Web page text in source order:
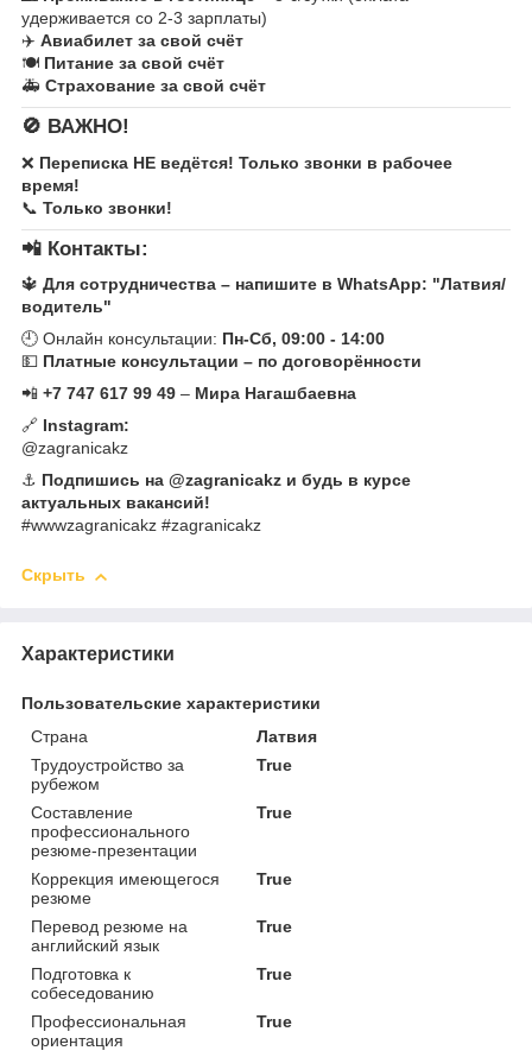
удерживается со 2-3 зарплаты)
✈️ Авиабилет за свой счёт
🍽 Питание за свой счёт
🚑 Страхование за свой счёт
🚫 ВАЖНО!
❌ Переписка НЕ ведётся! Только звонки в рабочее
время!
📞 Только звонки!
📲 Контакты:
🔱 Для сотрудничества – напишите в WhatsApp: "Латвия/
водитель"
🕘 Онлайн консультации: Пн-Сб, 09:00 - 14:00
💵 Платные консультации – по договорённости
📲 +7 747 617 99 49 – Мира Нагашбаевна
🔗 Instagram:
@zagranicakz
⚓ Подпишись на @zagranicakz и будь в курсе
актуальных вакансий!
#wwwzagranicakz #zagranicakz
Скрыть
Характеристики
Пользовательские характеристики
Страна
Латвия
Трудоустройство за
рубежом
True
Составление
профессионального
резюме-презентации
True
Коррекция имеющегося
резюме
True
Перевод резюме на
английский язык
True
Подготовка к
собеседованию
True
Профессиональная
ориентация
True